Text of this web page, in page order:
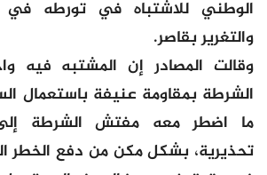
الوطني للاشتباه في تورطه في
والتغرير بقاصر.
وقالت المصادر إن المشتبه فيه
الشرطة بمقاومة عنيفة باستعمال
ما اضطر معه مفتش الشرطة
تحذيرية، بشكل مكن من دفع الخطر